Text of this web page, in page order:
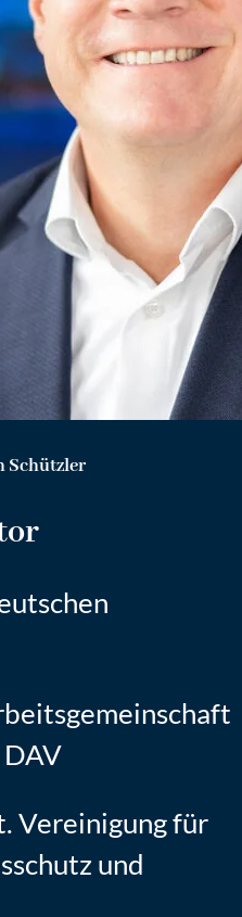
Schützler
Vereinigung für
und